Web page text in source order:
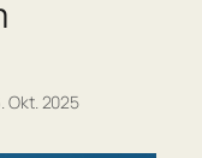
Okt. 2025